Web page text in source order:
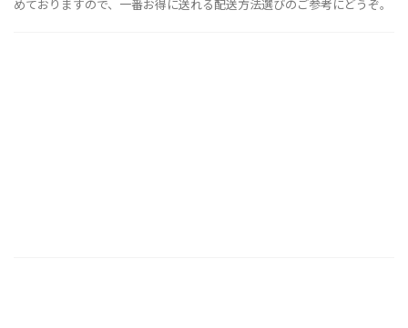
めておりますので、一番お得に送れる配送方法選びのご参考にどうぞ。